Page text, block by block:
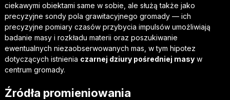
ciekawymi obiektami same w sobie, ale służą także jako
precyzyjne sondy pola grawitacyjnego gromady — ich
precyzyjne pomiary czasów przybycia impulsów umożliwiają
badanie masy i rozkładu materii oraz poszukiwanie
ewentualnych niezaobserwowanych mas, w tym hipotez
dotyczących istnienia czarnej dziury pośredniej masyw
centrum gromady.
Źródła promieniowania